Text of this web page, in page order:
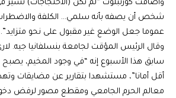
وأضافت كورنبلوث “لم تكن (الاحتجاجات) تسير
شخص أن يصفه بأنه سلمي… الكلفة
عموما جعل الوضع غير مقبول على نحو متزايد”.
وقال الرئيس المؤقت لجامعة بنسلفانيا
سابق هذا الأسبوع إنه “في وجود المخيم،
أقل أمانا”، مستشهدا بتقارير عن مضايقات
معالم الحرم الجامعي ومقطع مصور لرفض